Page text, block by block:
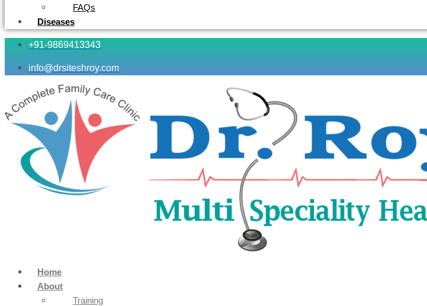
FAQs
Diseases
+91-9869413343
info@drsiteshroy.com
Home
About
Training